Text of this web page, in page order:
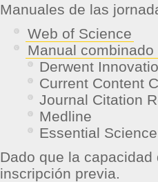
Manuales de las
Web of Science
Manual
Derwent
Current Content
Journal Citation
Medline
Essential
Dado que la
inscripción previa.